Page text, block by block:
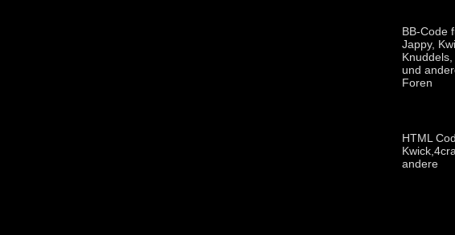
BB-Code
Jappy,
Knuddels,
und
Foren
HTML
andere